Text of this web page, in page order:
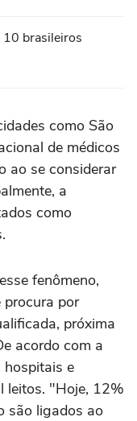
10 brasileiros
como São
de médicos
ao se considerar
a
como
fenômeno,
procura por
próxima
acordo com a
hospitais e
leitos. "Hoje, 12%
são ligados ao